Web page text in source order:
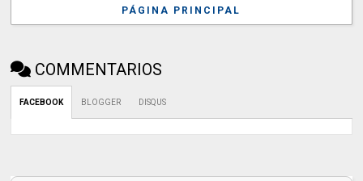
PÁGINA PRINCIPAL
COMMENTARIOS
FACEBOOK BLOGGER DISQUS